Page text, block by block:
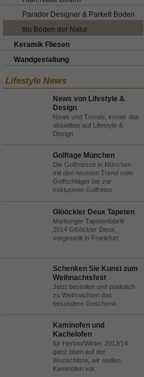
Parador Designer & Parkett Boden
tilo Böden der Natur
Keramik Fliesen
Wandgestaltung
Lifestyle News
News von Lifestyle &
Design
News und Trends, immer das
aktuellste auf Lifestyle &
Design
Golftage München
Die Golfmesse in München
mit den neusten Trend vom
Golfschläger bis zur
exklusiven Golfreise.
Glööckler Deux Tapeten
Marburger Tapetenfabrik
2014 Glööckler Deux,
vorgestellt in Frankfurt
Schenken Sie Kunst zum
Weihnachtsfest
Jetzt bestellen und pünktlich
zu Weihnachten das
besondere Geschenk
Kaminofen und
Kachelofen
für Herbst/Winter 2013/14
ganz oben auf der
Wunschliste, wir stellen
Kaminöfen vor.